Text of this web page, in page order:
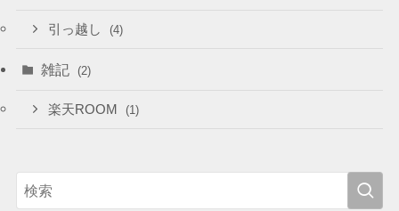
引っ越し (4)
雑記 (2)
楽天ROOM (1)